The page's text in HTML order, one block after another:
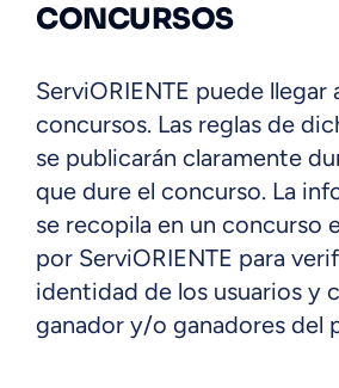
CONCURSOS
ServiORIENTE puede llegar
concursos. Las reglas de
se publicarán claramente
que dure el concurso. La
se recopila en un concurso
por ServiORIENTE para
identidad de los usuarios y
ganador y/o ganadores del